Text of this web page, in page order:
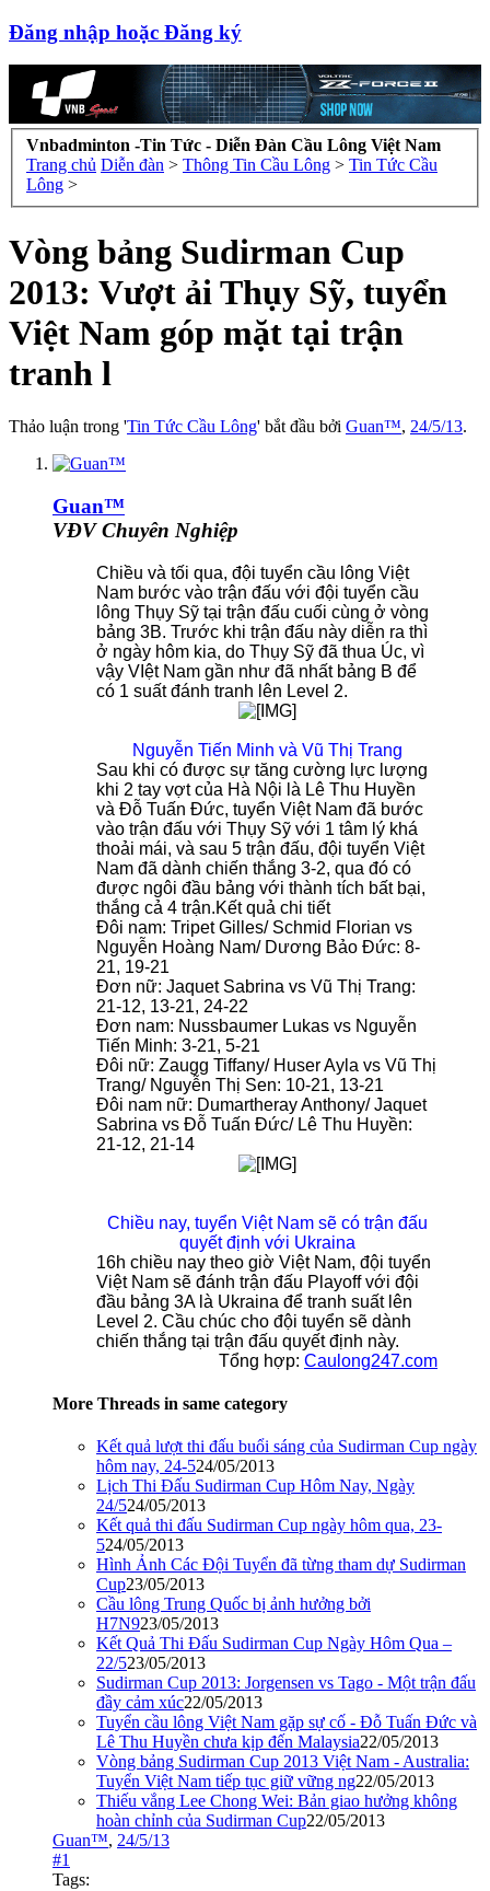
Đăng nhập hoặc Đăng ký
Vnbadminton -Tin Tức - Diễn Đàn Cầu Lông Việt Nam
Trang chủ Diễn đàn > Thông Tin Cầu Lông > Tin Tức Cầu
Lông >
Vòng bảng Sudirman Cup
2013: Vượt ải Thụy Sỹ, tuyển
Việt Nam góp mặt tại trận
tranh l
Thảo luận trong 'Tin Tức Cầu Lông' bắt đầu bởi Guan™, 24/5/13.
Guan™
VĐV Chuyên Nghiệp
Chiều và tối qua, đội tuyển cầu lông Việt
Nam bước vào trận đấu với đội tuyển cầu
lông Thụy Sỹ tại trận đấu cuối cùng ở vòng
bảng 3B. Trước khi trận đấu này diễn ra thì
ở ngày hôm kia, do Thụy Sỹ đã thua Úc, vì
vậy VIệt Nam gần như đã nhất bảng B để
có 1 suất đánh tranh lên Level 2.
Nguyễn Tiến Minh và Vũ Thị Trang
Sau khi có được sự tăng cường lực lượng
khi 2 tay vợt của Hà Nội là Lê Thu Huyền
và Đỗ Tuấn Đức, tuyển Việt Nam đã bước
vào trận đấu với Thụy Sỹ với 1 tâm lý khá
thoải mái, và sau 5 trận đấu, đội tuyển Việt
Nam đã dành chiến thắng 3-2, qua đó có
được ngôi đầu bảng với thành tích bất bại,
thắng cả 4 trận.Kết quả chi tiết
Đôi nam: Tripet Gilles/ Schmid Florian vs
Nguyễn Hoàng Nam/ Dương Bảo Đức: 8-
21, 19-21
Đơn nữ: Jaquet Sabrina vs Vũ Thị Trang:
21-12, 13-21, 24-22
Đơn nam: Nussbaumer Lukas vs Nguyễn
Tiến Minh: 3-21, 5-21
Đôi nữ: Zaugg Tiffany/ Huser Ayla vs Vũ Thị
Trang/ Nguyễn Thị Sen: 10-21, 13-21
Đôi nam nữ: Dumartheray Anthony/ Jaquet
Sabrina vs Đỗ Tuấn Đức/ Lê Thu Huyền:
21-12, 21-14
Chiều nay, tuyển Việt Nam sẽ có trận đấu
quyết định với Ukraina
16h chiều nay theo giờ Việt Nam, đội tuyển
Việt Nam sẽ đánh trận đấu Playoff với đội
đầu bảng 3A là Ukraina để tranh suất lên
Level 2. Cầu chúc cho đội tuyển sẽ dành
chiến thắng tại trận đấu quyết định này.
Tổng hợp: Caulong247.com
More Threads in same category
Kết quả lượt thi đấu buổi sáng của Sudirman Cup ngày
hôm nay, 24-524/05/2013
Lịch Thi Đấu Sudirman Cup Hôm Nay, Ngày
24/524/05/2013
Kết quả thi đấu Sudirman Cup ngày hôm qua, 23-
524/05/2013
Hình Ảnh Các Đội Tuyển đã từng tham dự Sudirman
Cup23/05/2013
Cầu lông Trung Quốc bị ảnh hưởng bởi
H7N923/05/2013
Kết Quả Thi Đấu Sudirman Cup Ngày Hôm Qua –
22/523/05/2013
Sudirman Cup 2013: Jorgensen vs Tago - Một trận đấu
đầy cảm xúc22/05/2013
Tuyển cầu lông Việt Nam gặp sự cố - Đỗ Tuấn Đức và
Lê Thu Huyền chưa kịp đến Malaysia22/05/2013
Vòng bảng Sudirman Cup 2013 Việt Nam - Australia:
Tuyển Việt Nam tiếp tục giữ vững ng22/05/2013
Thiếu vắng Lee Chong Wei: Bản giao hưởng không
hoàn chỉnh của Sudirman Cup22/05/2013
Guan™, 24/5/13
#1
Tags: